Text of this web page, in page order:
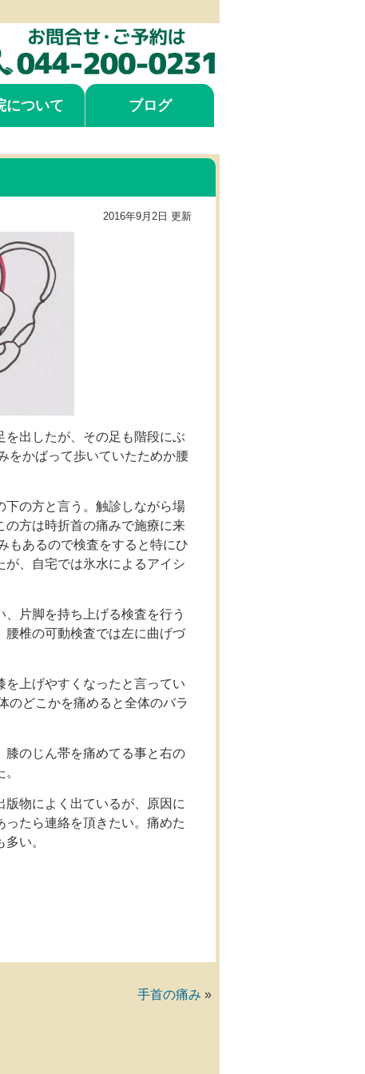
について ブログ
2016年9月2日 更新
を出したが、その足も階段にぶ
をかばって歩いていたためか腰
下の方と言う。触診しながら場
の方は時折首の痛みで施療に来
もあるので検査をすると特にひ
が、自宅では氷水によるアイシ
片脚を持ち上げる検査を行う
腰椎の可動検査では左に曲げづ
上げやすくなったと言ってい
のどこかを痛めると全体のバラ
膝のじん帯を痛めてる事と右の
版物によく出ているが、原因に
たら連絡を頂きたい。痛めた
い。
手首の痛み »